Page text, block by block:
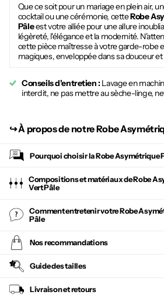
Que ce soit pour un mariage en plein air,
cocktail ou une cérémonie, cetteRobe
Pâleest votre alliée pour une allure
légèreté, l'élégance et la modernité.
cette pièce maîtresse à votre garde-robe
magiques, enveloppée dans sa douceur et
Conseils d'entretien :Lavage en
interdit, ne pas mettre au sèche-linge,
↪︎À propos de notre Robe
Pourquoi choisir laRobe Asymétrique
Compositions et matériaux de Robe
Vert Pâle
Comment entretenir votreRobe
Pâle
Nos recommandations
Guide des tailles
Livraison et retours